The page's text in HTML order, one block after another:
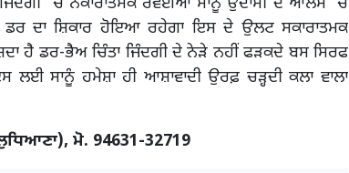
‘ਚ ਨਕਾਰਾਤਮਕ ਰਵੱਈਆ ਸਾਨੂੰ ਉਦਾਸੀ ਦੇ ਆਲਮ ‘ਚ
ਡਰ ਦਾ ਸ਼ਿਕਾਰ ਹੋਇਆ ਰਹੇਗਾ ਇਸ ਦੇ ਉਲਟ ਸਕਾਰਾਤਮਕ
ਹੈ ਡਰ-ਭੈਅ ਚਿੰਤਾ ਜਿੰਦਗੀ ਦੇ ਨੇੜੇ ਨਹੀਂ ਫੜਕਦੇ ਬਸ ਸਿਰਫ
ਸਾਨੂੰ ਹਮੇਸ਼ਾ ਹੀ ਆਸ਼ਾਵਾਦੀ ਉਰਫ਼ ਚੜ੍ਹਦੀ ਕਲਾ ਵਾਲਾ
ਮੋ. 94631-32719